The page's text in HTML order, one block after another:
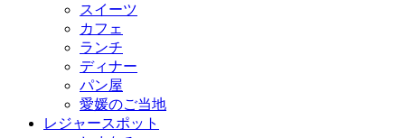
スイーツ
カフェ
ランチ
ディナー
パン屋
愛媛のご当地
レジャースポット